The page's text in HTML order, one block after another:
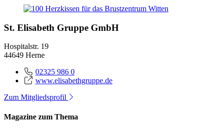
St. Elisabeth Gruppe GmbH
Hospitalstr. 19
44649 Herne
02325 986 0
www.elisabethgruppe.de
Zum Mitgliedsprofil
Magazine zum Thema